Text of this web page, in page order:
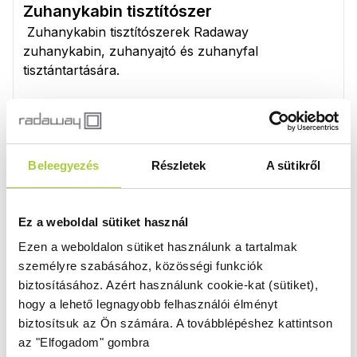
Beleegyezés Részletek A sütikről
Ez a weboldal sütiket használ
Ezen a weboldalon sütiket használunk a tartalmak
személyre szabásához, közösségi funkciók
biztosításához. Azért használunk cookie-kat (sütiket),
hogy a lehető legnagyobb felhasználói élményt
biztosítsuk az Ön számára. A továbblépéshez kattintson
az "Elfogadom" gombra
Zuhanykabin tisztítószer
Zuhanykabin tisztítószerek Radaway
zuhanykabin, zuhanyajtó és zuhanyfal
tisztántartására.
Könnyebb a kabin tisztán tartása a
vízlepergető rétegnek köszönhetően
vízlepergető EasyClean® réteg
gel vonják be. A
víztaszítóbevonaton nem maradnak meg a
az üvegfelület nem kerül közvetlen kapcsolatba a
vízzel, ezért nem indul el rajta a korrózió és a
vízkövesedés. A kezeletlen üvegfelületekhez
képest ritkábban fordulnak elő szennyeződések és
baktériumok. És ha elő is fordulnak, akkor is
sokkal kisebb mennyiségben találhatók meg.